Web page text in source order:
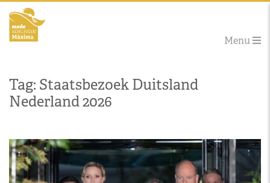
Menu
Tag: Staatsbezoek Duitsland
Nederland 2026